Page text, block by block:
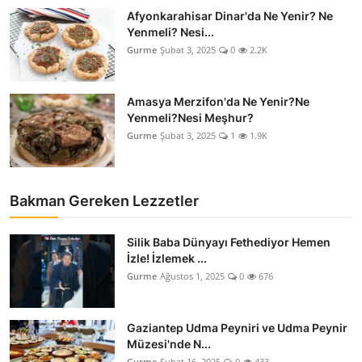
Afyonkarahisar Dinar'da Ne Yenir? Ne
Yenmeli? Nesi...
Gurme Şubat 3, 2025 0 2.2K
Amasya Merzifon'da Ne Yenir?Ne
Yenmeli?Nesi Meşhur?
Gurme Şubat 3, 2025 1 1.9K
Bakman Gereken Lezzetler
Silik Baba Dünyayı Fethediyor Hemen
İzle! İzlemek ...
Gurme Ağustos 1, 2025 0 676
Gaziantep Udma Peyniri ve Udma Peynir
Müzesi'nde N...